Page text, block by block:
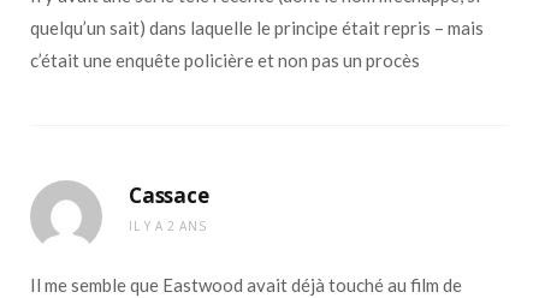
quelqu’un sait) dans laquelle le principe était repris – mais
c’était une enquête policière et non pas un procès
Cassace
IL Y A 2 ANS
Il me semble que Eastwood avait déjà touché au film de